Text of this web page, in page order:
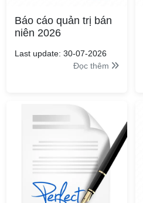
Báo cáo quản trị bán
niên 2026
Last update: 30-07-2026
Đọc thêm